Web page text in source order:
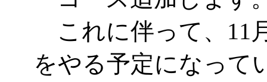
これに伴って、11
をやる予定になって